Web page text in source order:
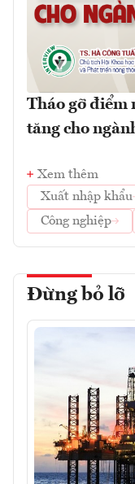
Tháo gỡ điểm
tăng cho
Xem thêm
Xuất nhập khẩu
Công nghiệp
Đừng bỏ lỡ